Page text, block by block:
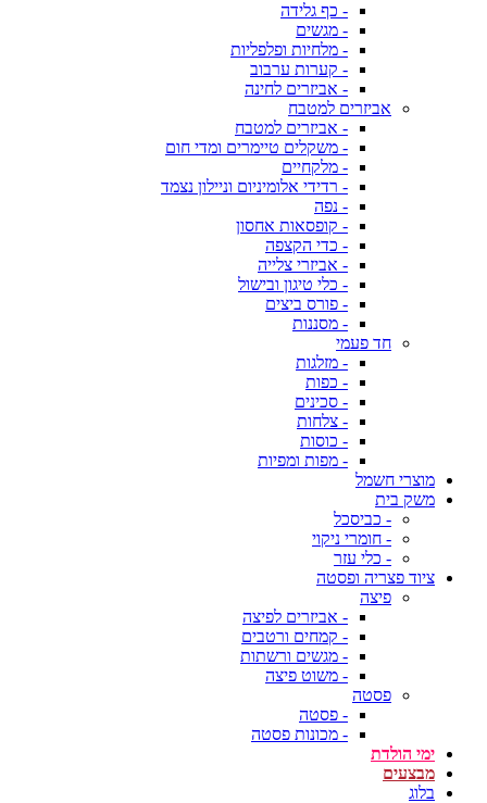
- כף גלידה
- מגשים
- מלחיות ופלפליות
- קערות ערבוב
- אביזרים לחינה
אביזרים למטבח
- אביזרים למטבח
- משקלים טיימרים ומדי חום
- מלקחיים
- רדידי אלומיניום וניילון נצמד
- נפה
- קופסאות אחסון
- כדי הקצפה
- אביזרי צלייה
- כלי טיגון ובישול
- פורס ביצים
- מסננות
חד פעמי
- מזלגות
- כפות
- סכינים
- צלחות
- כוסות
- מפות ומפיות
מוצרי חשמל
משק בית
- כביסכל
- חומרי ניקוי
- כלי עזר
ציוד פצריה ופסטה
פיצה
- אביזרים לפיצה
- קמחים ורטבים
- מגשים ורשתות
- משוט פיצה
פסטה
- פסטה
- מכונות פסטה
ימי הולדת
מבצעים
בלוג